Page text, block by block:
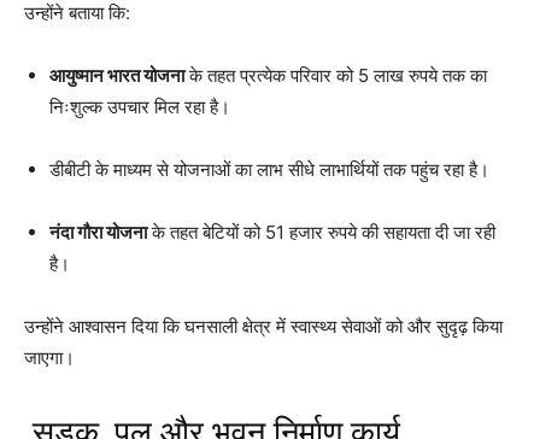
उन्होंने बताया कि:
आयुष्मान भारत योजनाके तहत प्रत्येक परिवार को 5 लाख रुपये तक का
निःशुल्क उपचार मिल रहा है।
डीबीटी के माध्यम से योजनाओं का लाभ सीधे लाभार्थियों तक पहुंच रहा है।
नंदा गौरा योजनाके तहत बेटियों को 51 हजार रुपये की सहायता दी जा रही
है।
उन्होंने आश्वासन दिया कि घनसाली क्षेत्र में स्वास्थ्य सेवाओं को और सुदृढ़ किया
जाएगा।